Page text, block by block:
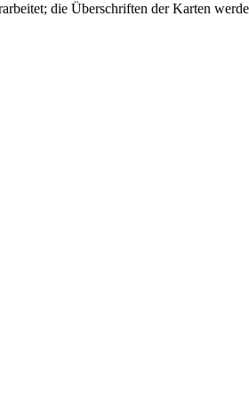
die Überschriften der Karten